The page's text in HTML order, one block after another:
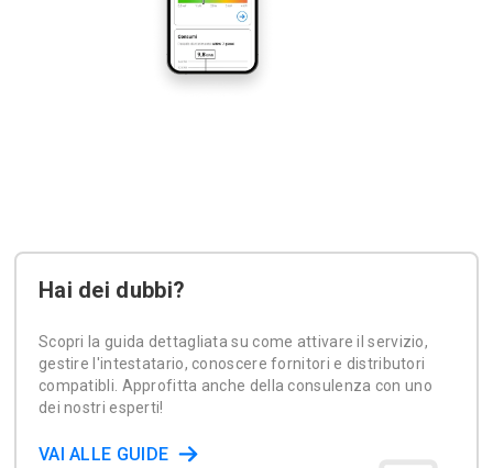
Hai dei dubbi?
Scopri la guida dettagliata su come attivare il servizio,
gestire l'intestatario, conoscere fornitori e distributori
compatibli. Approfitta anche della consulenza con uno
dei nostri esperti!
VAI ALLE GUIDE